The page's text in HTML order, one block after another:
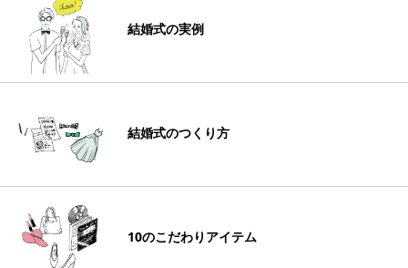
結婚式の実例
結婚式のつくり方
10のこだわりアイテム